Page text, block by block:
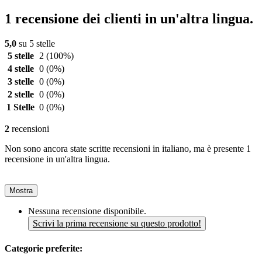
1 recensione dei clienti in un'altra lingua.
5,0 su 5 stelle
5 stelle
2 (100%)
4 stelle 0 (0%)
3 stelle 0 (0%)
2 stelle 0 (0%)
1 Stelle 0 (0%)
2 recensioni
Non sono ancora state scritte recensioni in italiano, ma è presente 1
recensione in un'altra lingua.
Mostra
Nessuna recensione disponibile.
Scrivi la prima recensione su questo prodotto!
Categorie preferite: